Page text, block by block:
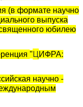
(в формате научно
выпуска
юбилею
"ЦИФРА:
научно -